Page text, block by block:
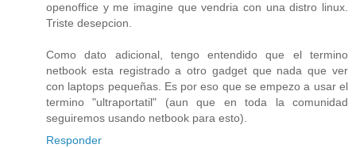
openoffice y me imagine que vendria con una distro linux.
Triste desepcion.
Como dato adicional, tengo entendido que el termino
netbook esta registrado a otro gadget que nada que ver
con laptops pequeñas. Es por eso que se empezo a usar el
termino "ultraportatil" (aun que en toda la comunidad
seguiremos usando netbook para esto).
Responder